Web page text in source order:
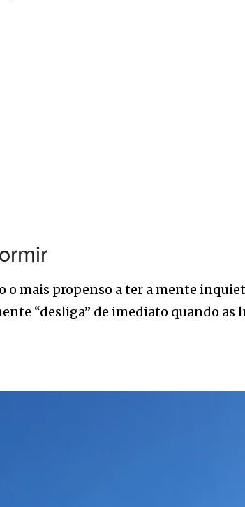
o mais propenso a ter a mente
“desliga” de imediato quando as